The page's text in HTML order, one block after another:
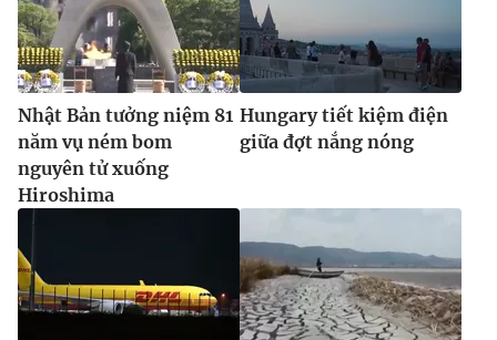
Ðiện thoại Thời báo VTV: 024.66 897 897
Email:
toasoan@vtv.vn
Liên hệ quảng cáo:024-7300.7108
Nhật Bản tưởng niệm 81
năm vụ ném bom
nguyên tử xuống
Hiroshima
Hungary tiết kiệm điện
giữa đợt nắng nóng